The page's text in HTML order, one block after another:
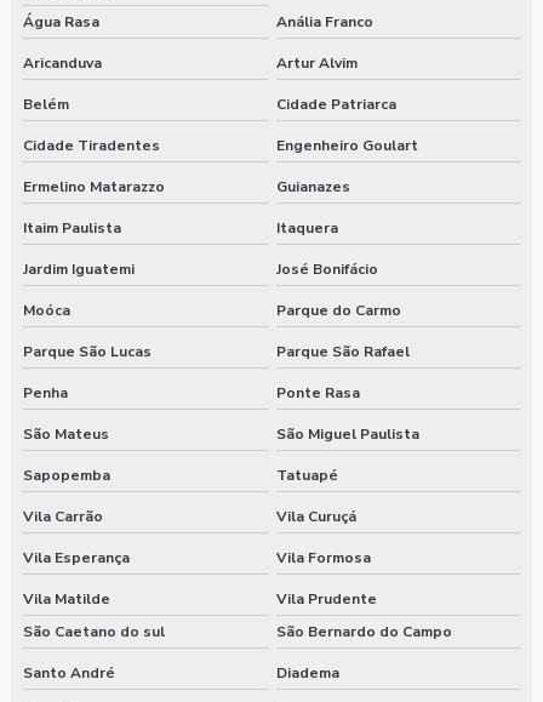
Água Rasa
Anália Franco
Aricanduva Artur Alvim
Belém Cidade Patriarca
Cidade Tiradentes Engenheiro Goulart
Ermelino Matarazzo Guianazes
Itaim Paulista Itaquera
Jardim Iguatemi José Bonifácio
Moóca Parque do Carmo
Parque São Lucas Parque São Rafael
Penha Ponte Rasa
São Mateus São Miguel Paulista
Sapopemba Tatuapé
Vila Carrão Vila Curuçá
Vila Esperança Vila Formosa
Vila Matilde
Vila Prudente
São Caetano do sul
São Bernardo do Campo
Santo André Diadema